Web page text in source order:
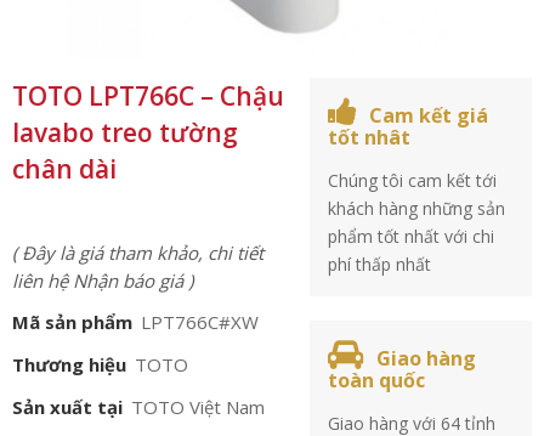
TOTO LPT766C – Chậu
lavabo treo tường
chân dài
( Đây là giá tham khảo, chi tiết
liên hệ Nhận báo giá )
Mã sản phẩm LPT766C#XW
Thương hiệu TOTO
Sản xuất tại TOTO Việt Nam
Cam kết giá
tốt nhât
Chúng tôi cam kết tới
khách hàng những sản
phẩm tốt nhất với chi
phí thấp nhất
Giao hàng
toàn quốc
Giao hàng với 64 tỉnh